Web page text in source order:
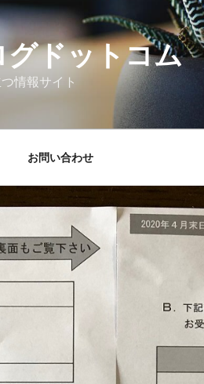
グドットコム
情報サイト
お問い合わせ